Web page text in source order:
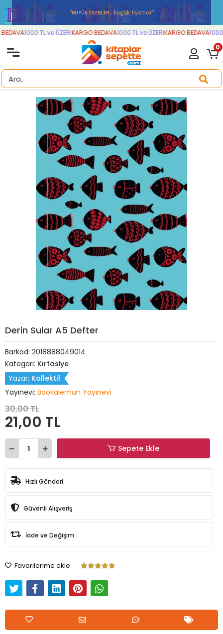
''BÜYÜK ESERLER , küçük fiyatlar''
1000 TL ve ÜZERİKARGO BEDAVA1000 TL ve ÜZERİKARGO BEDAVA1000
0
Derin Sular A5 Defter
Barkod: 2018888049014
Kategori: Kırtasiye
Yazar: Kollektif
Yayınevi: Bookalemun Yayınevi
30,00 TL
21,00 TL
Sepete Ekle
Hızlı Gönderi
Güvenli Alışveriş
İade ve Değişim
Favorilerime ekle